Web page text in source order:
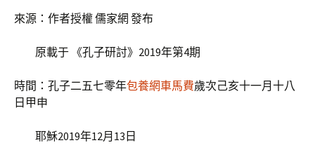
來源：作者授權 儒家網 發布
原載于 《孔子研討》2019年第4期
時間：孔子二五七零年包養網車馬費歲次己亥十一月十八
日甲申
耶穌2019年12月13日